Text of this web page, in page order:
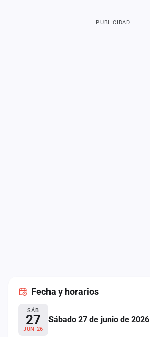
PUBLICIDAD
Fecha y horarios
SÁB
27
JUN 26
Sábado 27 de junio de 2026
Administración
Contacto